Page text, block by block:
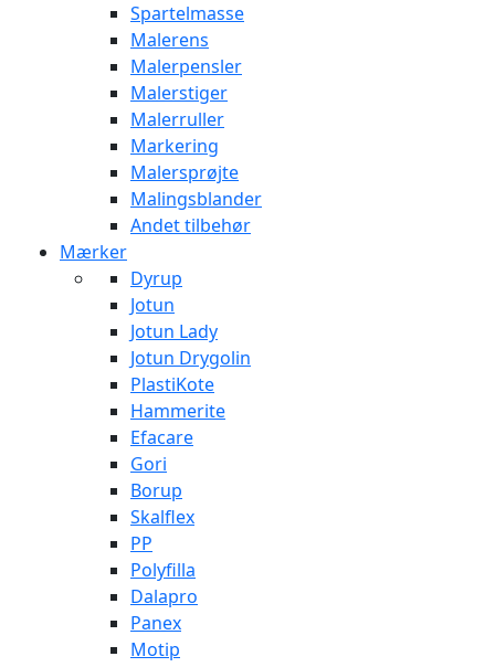
Spartelmasse
Malerens
Malerpensler
Malerstiger
Malerruller
Markering
Malersprøjte
Malingsblander
Andet tilbehør
Mærker
Dyrup
Jotun
Jotun Lady
Jotun Drygolin
PlastiKote
Hammerite
Efacare
Gori
Borup
Skalflex
PP
Polyfilla
Dalapro
Panex
Motip